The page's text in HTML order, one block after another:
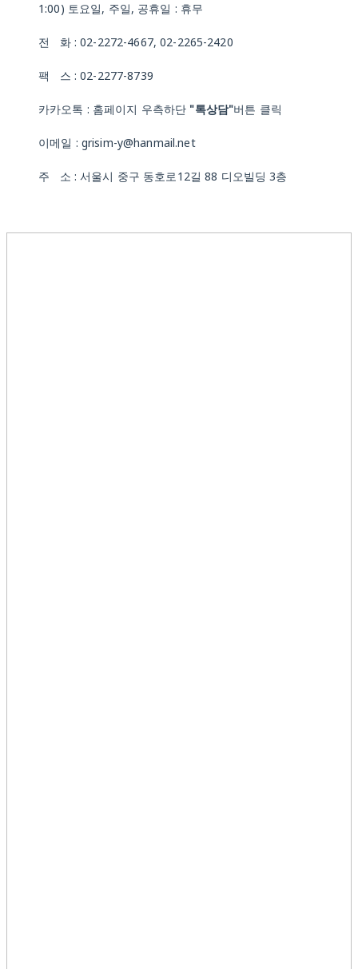
1:00) 토요일, 주일, 공휴일 : 휴무
전 화 : 02-2272-4667, 02-2265-2420
팩 스 : 02-2277-8739
카카오톡 : 홈페이지 우측하단 "톡상담"버튼 클릭
이메일 : grisim-y@hanmail.net
주 소 : 서울시 중구 동호로12길 88 디오빌딩 3층